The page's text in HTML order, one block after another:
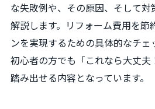
な失敗例や、その原因、そして対
解説します。リフォーム費用を節
ンを実現するための具体的なチェ
初心者の方でも「これなら大丈夫
踏み出せる内容となっています。